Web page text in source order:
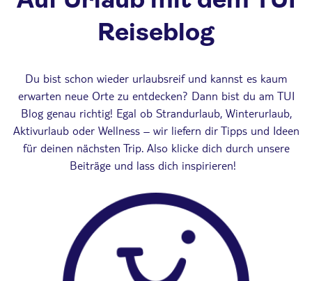
Reiseblog
Du bist schon wieder urlaubsreif und kannst es kaum
erwarten neue Orte zu entdecken? Dann bist du am TUI
Blog genau richtig! Egal ob Strandurlaub, Winterurlaub,
Aktivurlaub oder Wellness – wir liefern dir Tipps und Ideen
für deinen nächsten Trip. Also klicke dich durch unsere
Beiträge und lass dich inspirieren!